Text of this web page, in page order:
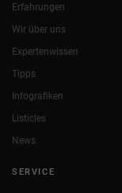
Erfahrungen
Wir über uns
Expertenwissen
Tipps
Infografiken
Listicles
News
SERVICE